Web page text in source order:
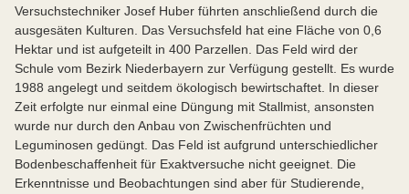
Versuchstechniker Josef Huber führten anschließend durch die
ausgesäten Kulturen. Das Versuchsfeld hat eine Fläche von 0,6
Hektar und ist aufgeteilt in 400 Parzellen. Das Feld wird der
Schule vom Bezirk Niederbayern zur Verfügung gestellt. Es wurde
1988 angelegt und seitdem ökologisch bewirtschaftet. In dieser
Zeit erfolgte nur einmal eine Düngung mit Stallmist, ansonsten
wurde nur durch den Anbau von Zwischenfrüchten und
Leguminosen gedüngt. Das Feld ist aufgrund unterschiedlicher
Bodenbeschaffenheit für Exaktversuche nicht geeignet. Die
Erkenntnisse und Beobachtungen sind aber für Studierende,